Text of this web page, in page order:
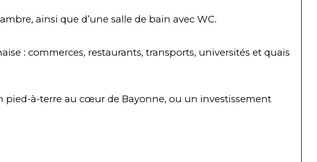
ainsi que d’une salle de bain avec WC.
: commerces, restaurants, transports, universités et quais
à-terre au cœur de Bayonne, ou un investissement